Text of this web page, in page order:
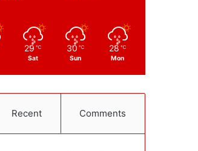
29 ℃
Sat
30 ℃
Sun
28 ℃
Mon
Recent Comments